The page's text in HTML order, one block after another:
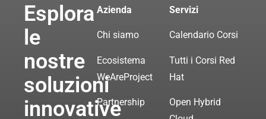
Esplora
le
nostre
soluzioni
innovative
Azienda
Chi siamo
Ecosistema
WeAreProject
Partnership
Servizi
Calendario Corsi
Tutti i Corsi Red
Hat
Open Hybrid